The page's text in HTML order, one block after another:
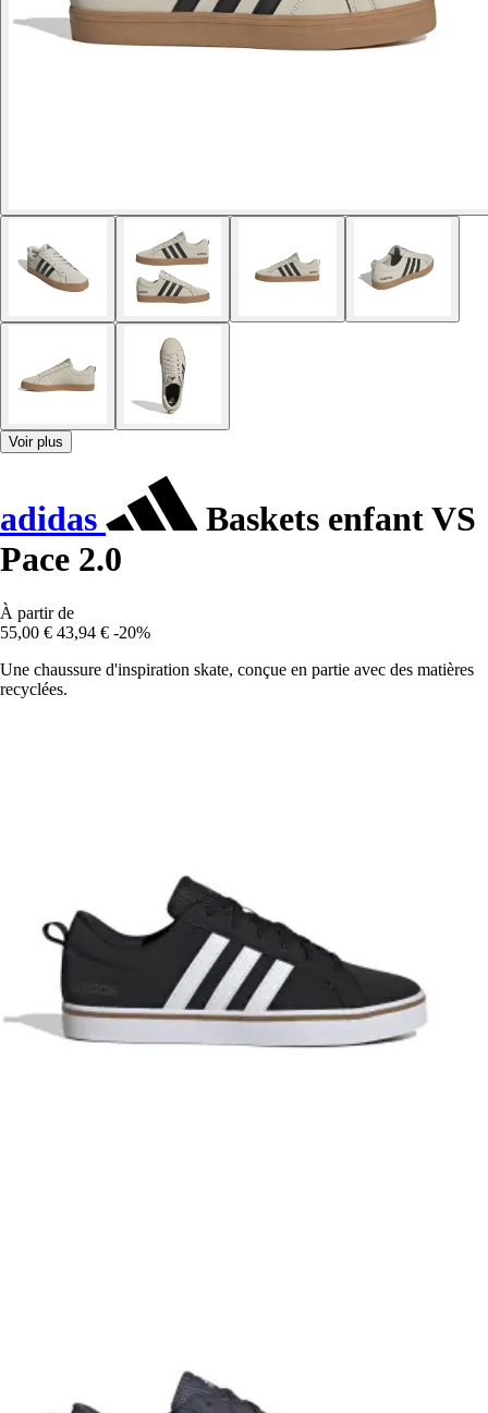
Voir plus
adidas
Baskets enfant VS
Pace 2.0
À partir de
55,00 € 43,94 € -20%
Une chaussure d'inspiration skate, conçue en partie avec des matières
recyclées.